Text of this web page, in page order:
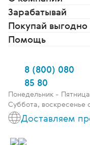
Зарабатывай
Покупай выгодно
Помощь
8 (800) 080
85 80
Понедельник -
Суббота, воскресенье
Доставляем